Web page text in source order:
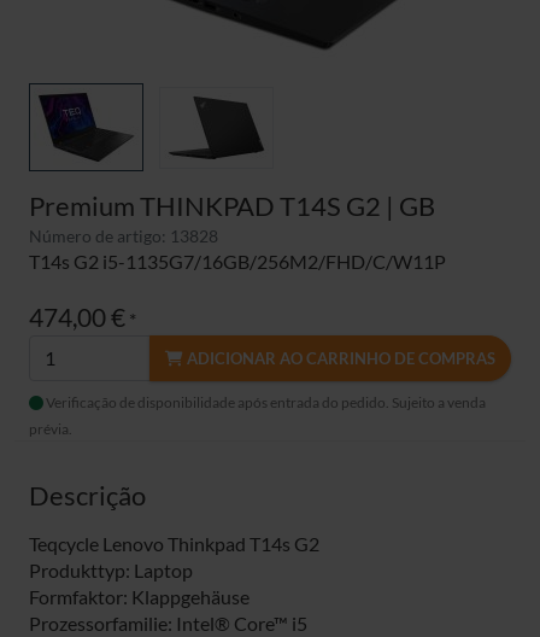
Premium THINKPAD T14S G2 | GB
Número de artigo: 13828
T14s G2 i5-1135G7/16GB/256M2/FHD/C/W11P
474,00 € *
ADICIONAR AO CARRINHO DE COMPRAS
Verificação de disponibilidade após entrada do pedido. Sujeito a venda
prévia.
Descrição
Teqcycle Lenovo Thinkpad T14s G2
Produkttyp: Laptop
Formfaktor: Klappgehäuse
Prozessorfamilie: Intel® Core™ i5